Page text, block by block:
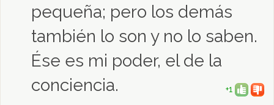
pequeña; pero los demás
también lo son y no lo saben.
Ése es mi poder, el de la
conciencia.
+1